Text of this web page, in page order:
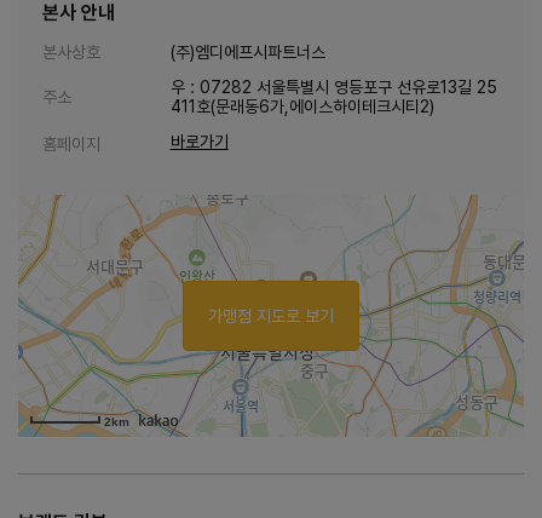
본사 안내
본사상호 (주)엠디에프시파트너스
주소
우 : 07282 서울특별시 영등포구 선유로13길 25
411호(문래동6가,에이스하이테크시티2)
홈페이지
바로가기
2km
가맹점 지도로 보기